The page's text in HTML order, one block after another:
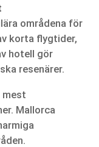
områdena för
korta flygtider,
hotell gör
resenärer.
mest
Mallorca